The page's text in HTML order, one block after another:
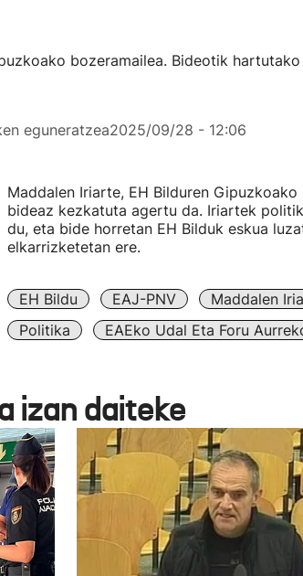
bozeramailea. Bideotik
eguneratzea2025/09/28 - 12:06
Maddalen Iriarte, EH Bilduren
bideaz kezkatuta agertu da. Iriartek
du, eta bide horretan EH Bilduk eskua
elkarrizketetan ere.
EH Bildu EAJ-PNV Maddalen
Politika
EAEko Udal Eta Foru
izan daiteke